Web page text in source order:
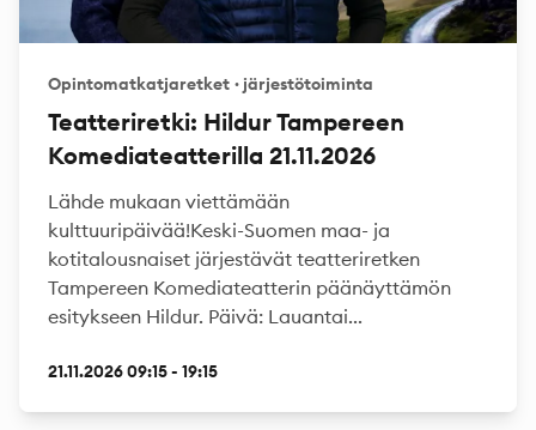
Opintomatkatjaretket · järjestötoiminta
Teatteriretki: Hildur Tampereen
Komediateatterilla 21.11.2026
Lähde mukaan viettämään
kulttuuripäivää!Keski-Suomen maa- ja
kotitalousnaiset järjestävät teatteriretken
Tampereen Komediateatterin päänäyttämön
esitykseen Hildur. Päivä: Lauantai...
21.11.2026 09:15 - 19:15